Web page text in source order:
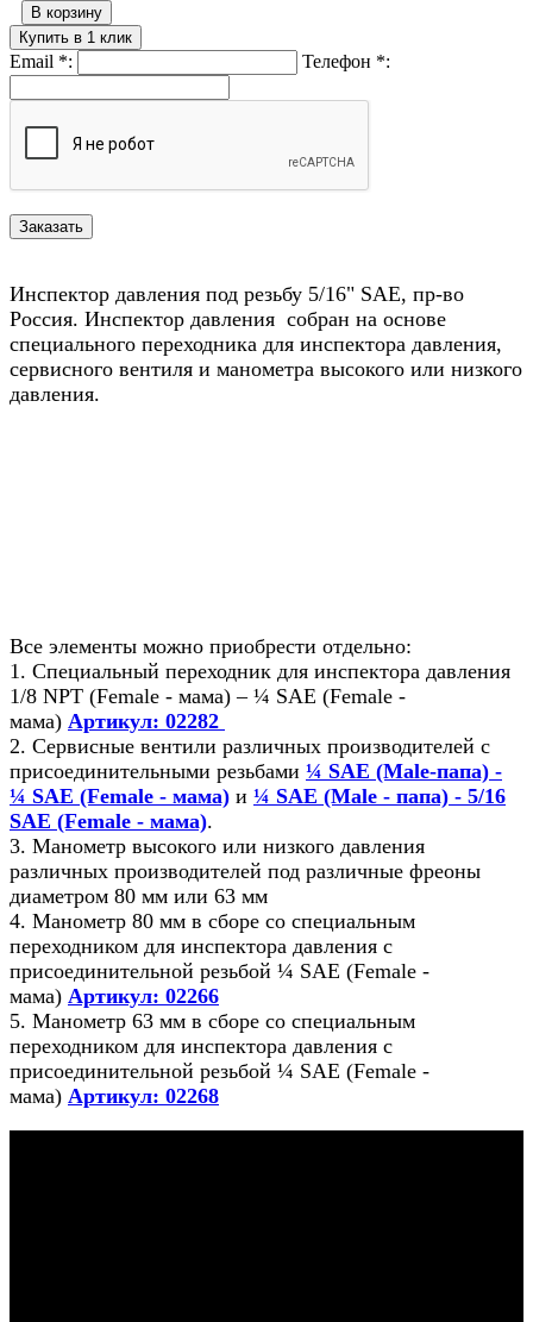
В корзину
Купить в 1 клик
Email *: Телефон *:
Инспектор давления под резьбу 5/16" SAE, пр-во
Россия. Инспектор давления собран на основе
специального переходника для инспектора давления,
сервисного вентиля и манометра высокого или низкого
давления.
Все элементы можно приобрести отдельно:
1. Специальный переходник для инспектора давления
1/8 NPT (Female - мама) – ¼ SAE (Female -
мама) Артикул: 02282
2. Сервисные вентили различных производителей с
присоединительными резьбами ¼ SAE (Male-папа) -
¼ SAE (Female - мама) и ¼ SAE (Male - папа) - 5/16
SAE (Female - мама).
3. Манометр высокого или низкого давления
различных производителей под различные фреоны
диаметром 80 мм или 63 мм
4. Манометр 80 мм в сборе со специальным
переходником для инспектора давления с
присоединительной резьбой ¼ SAE (Female -
мама) Артикул: 02266
5. Манометр 63 мм в сборе со специальным
переходником для инспектора давления с
присоединительной резьбой ¼ SAE (Female -
мама) Артикул: 02268